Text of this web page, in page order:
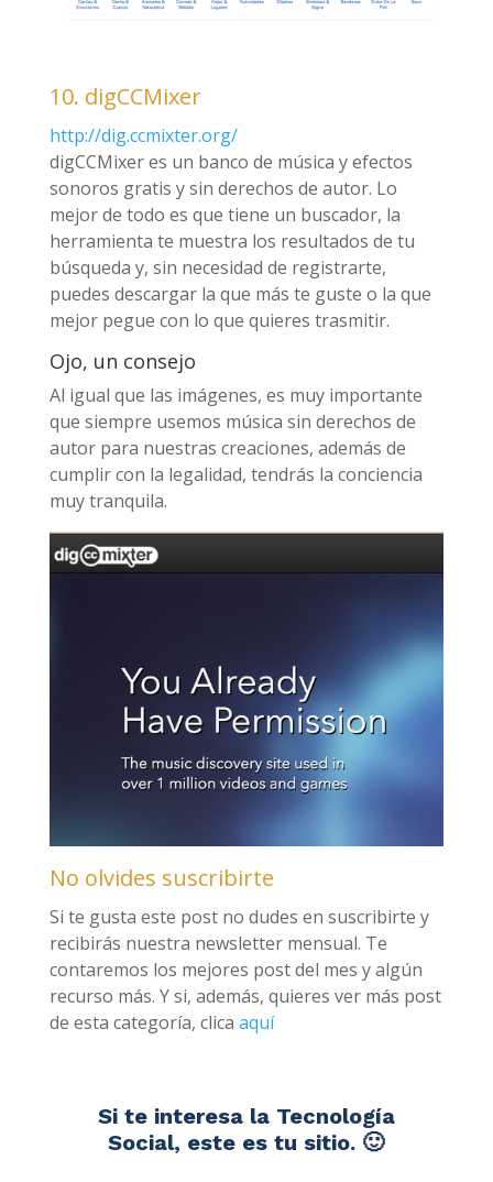
10. digCCMixer
http://dig.ccmixter.org/
digCCMixer es un banco de música y efectos
sonoros gratis y sin derechos de autor. Lo
mejor de todo es que tiene un buscador, la
herramienta te muestra los resultados de tu
búsqueda y, sin necesidad de registrarte,
puedes descargar la que más te guste o la que
mejor pegue con lo que quieres trasmitir.
Ojo, un consejo
Al igual que las imágenes, es muy importante
que siempre usemos música sin derechos de
autor para nuestras creaciones, además de
cumplir con la legalidad, tendrás la conciencia
muy tranquila.
No olvides suscribirte
Si te gusta este post no dudes en suscribirte y
recibirás nuestra newsletter mensual. Te
contaremos los mejores post del mes y algún
recurso más. Y si, además, quieres ver más post
de esta categoría, clica aquí
Si te interesa la Tecnología
Social, este es tu sitio. 🙂